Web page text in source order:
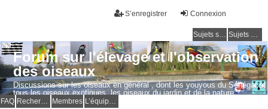
Connexion
S’enregistrer
Sujets sans réponse Sujets actifs
Forum sur l'élevage et l'observation
des oiseaux
Discussions sur les oiseaux en général , dont les youyous du Sénégal et
tous les oiseaux exotiques, les oiseaux du jardin et de la nature.
Questions, photos, expériences.
FAQ Membres